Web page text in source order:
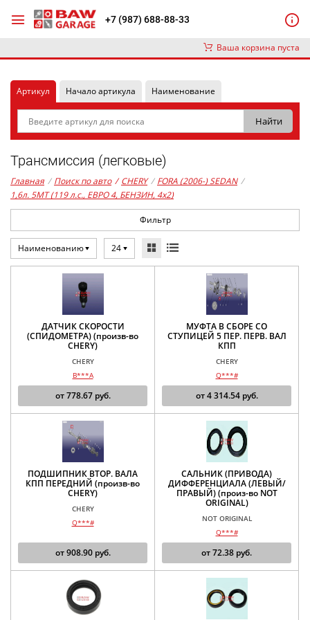
+7 (987) 688-88-33
Ваша корзина пуста
Артикул Начало артикула Наименование
Трансмиссия (легковые)
Главная / Поиск по авто / CHERY / FORA (2006-) SEDAN /
1,6л. 5MT (119 л.с., ЕВРО 4, БЕНЗИН, 4x2)
Фильтр
Наименованию 24
ДАТЧИК СКОРОСТИ
(СПИДОМЕТРА) (произв-во
CHERY)
CHERY
B***A
от778.67руб.
МУФТА В СБОРЕ СО
СТУПИЦЕЙ 5 ПЕР. ПЕРВ. ВАЛ
КПП
CHERY
Q***#
от4 314.54руб.
ПОДШИПНИК ВТОР. ВАЛА
КПП ПЕРЕДНИЙ (произв-во
CHERY)
CHERY
Q***#
от908.90руб.
САЛЬНИК (ПРИВОДА)
ДИФФЕРЕНЦИАЛА (ЛЕВЫЙ/
ПРАВЫЙ) (произ-во NOT
ORIGINAL)
NOT ORIGINAL
Q***#
от72.38 руб.